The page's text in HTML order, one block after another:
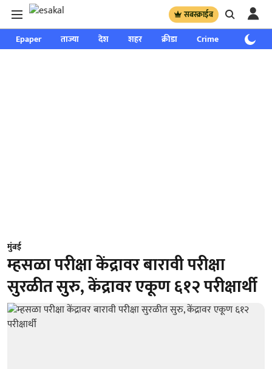
सबस्क्राईब
Epaper ताज्या देश शहर क्रीडा Crime साप्ताहिक
मुंबई
म्हसळा परीक्षा केंद्रावर बारावी परीक्षा
सुरळीत सुरु, केंद्रावर एकूण ६१२ परीक्षार्थी